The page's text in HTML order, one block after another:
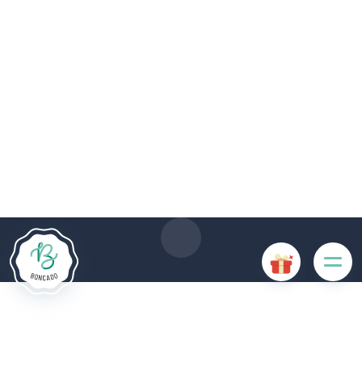
ervoor zorgen dat sommige functies van de website
uitgeschakeld zijn. Andere cookies worden gebruikt voor
analyse- of marketingdoeleinden.
Cookies aanvaarden Mijn cookies beheren